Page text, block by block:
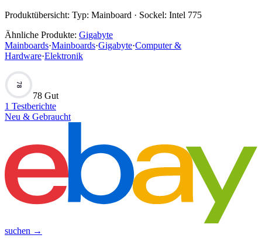
Produktübersicht: Typ: Mainboard · Sockel: Intel 775
Ähnliche Produkte: Gigabyte
Mainboards·Mainboards·Gigabyte·Computer &
Hardware·Elektronik
78
78 Gut
1 Testberichte
Neu & Gebraucht
suchen →